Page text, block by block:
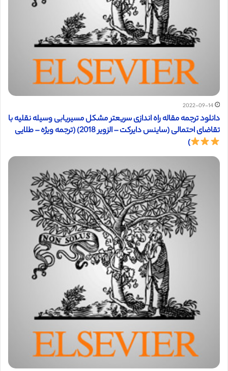
2022-09-14
دانلود ترجمه مقاله راه اندازی سریعتر مشکل مسیریابی وسیله نقلیه با
تقاضای احتمالی (ساینس دایرکت – الزویر 2018) (ترجمه ویژه – طلایی
)